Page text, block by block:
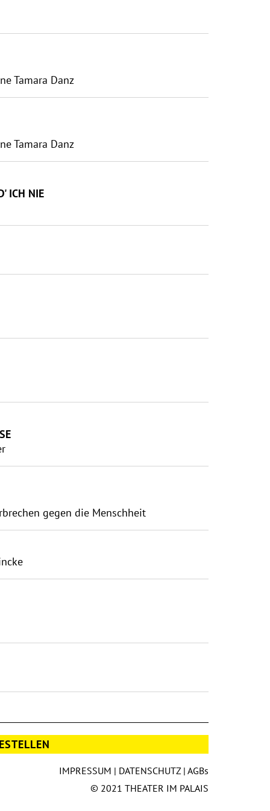
Tamara Danz
Tamara Danz
ICH NIE
gegen die Menschheit
IMPRESSUM | DATENSCHUTZ|AGBs
© 2021 THEATER IM PALAIS